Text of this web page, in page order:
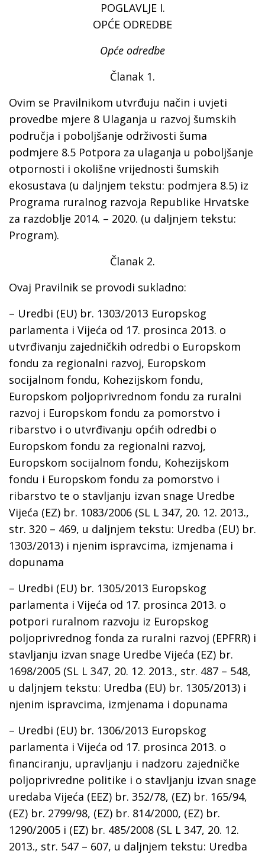
POGLAVLJE I.
OPĆE ODREDBE
Opće odredbe
Članak 1.
Ovim se Pravilnikom utvrđuju način i uvjeti
provedbe mjere 8 Ulaganja u razvoj šumskih
područja i poboljšanje održivosti šuma
podmjere 8.5 Potpora za ulaganja u poboljšanje
otpornosti i okolišne vrijednosti šumskih
ekosustava (u daljnjem tekstu: podmjera 8.5) iz
Programa ruralnog razvoja Republike Hrvatske
za razdoblje 2014. – 2020. (u daljnjem tekstu:
Program).
Članak 2.
Ovaj Pravilnik se provodi sukladno:
– Uredbi (EU) br. 1303/2013 Europskog
parlamenta i Vijeća od 17. prosinca 2013. o
utvrđivanju zajedničkih odredbi o Europskom
fondu za regionalni razvoj, Europskom
socijalnom fondu, Kohezijskom fondu,
Europskom poljoprivrednom fondu za ruralni
razvoj i Europskom fondu za pomorstvo i
ribarstvo i o utvrđivanju općih odredbi o
Europskom fondu za regionalni razvoj,
Europskom socijalnom fondu, Kohezijskom
fondu i Europskom fondu za pomorstvo i
ribarstvo te o stavljanju izvan snage Uredbe
Vijeća (EZ) br. 1083/2006 (SL L 347, 20. 12. 2013.,
str. 320 – 469, u daljnjem tekstu: Uredba (EU) br.
1303/2013) i njenim ispravcima, izmjenama i
dopunama
– Uredbi (EU) br. 1305/2013 Europskog
parlamenta i Vijeća od 17. prosinca 2013. o
potpori ruralnom razvoju iz Europskog
poljoprivrednog fonda za ruralni razvoj (EPFRR) i
stavljanju izvan snage Uredbe Vijeća (EZ) br.
1698/2005 (SL L 347, 20. 12. 2013., str. 487 – 548,
u daljnjem tekstu: Uredba (EU) br. 1305/2013) i
njenim ispravcima, izmjenama i dopunama
– Uredbi (EU) br. 1306/2013 Europskog
parlamenta i Vijeća od 17. prosinca 2013. o
financiranju, upravljanju i nadzoru zajedničke
poljoprivredne politike i o stavljanju izvan snage
uredaba Vijeća (EEZ) br. 352/78, (EZ) br. 165/94,
(EZ) br. 2799/98, (EZ) br. 814/2000, (EZ) br.
1290/2005 i (EZ) br. 485/2008 (SL L 347, 20. 12.
2013., str. 547 – 607, u daljnjem tekstu: Uredba